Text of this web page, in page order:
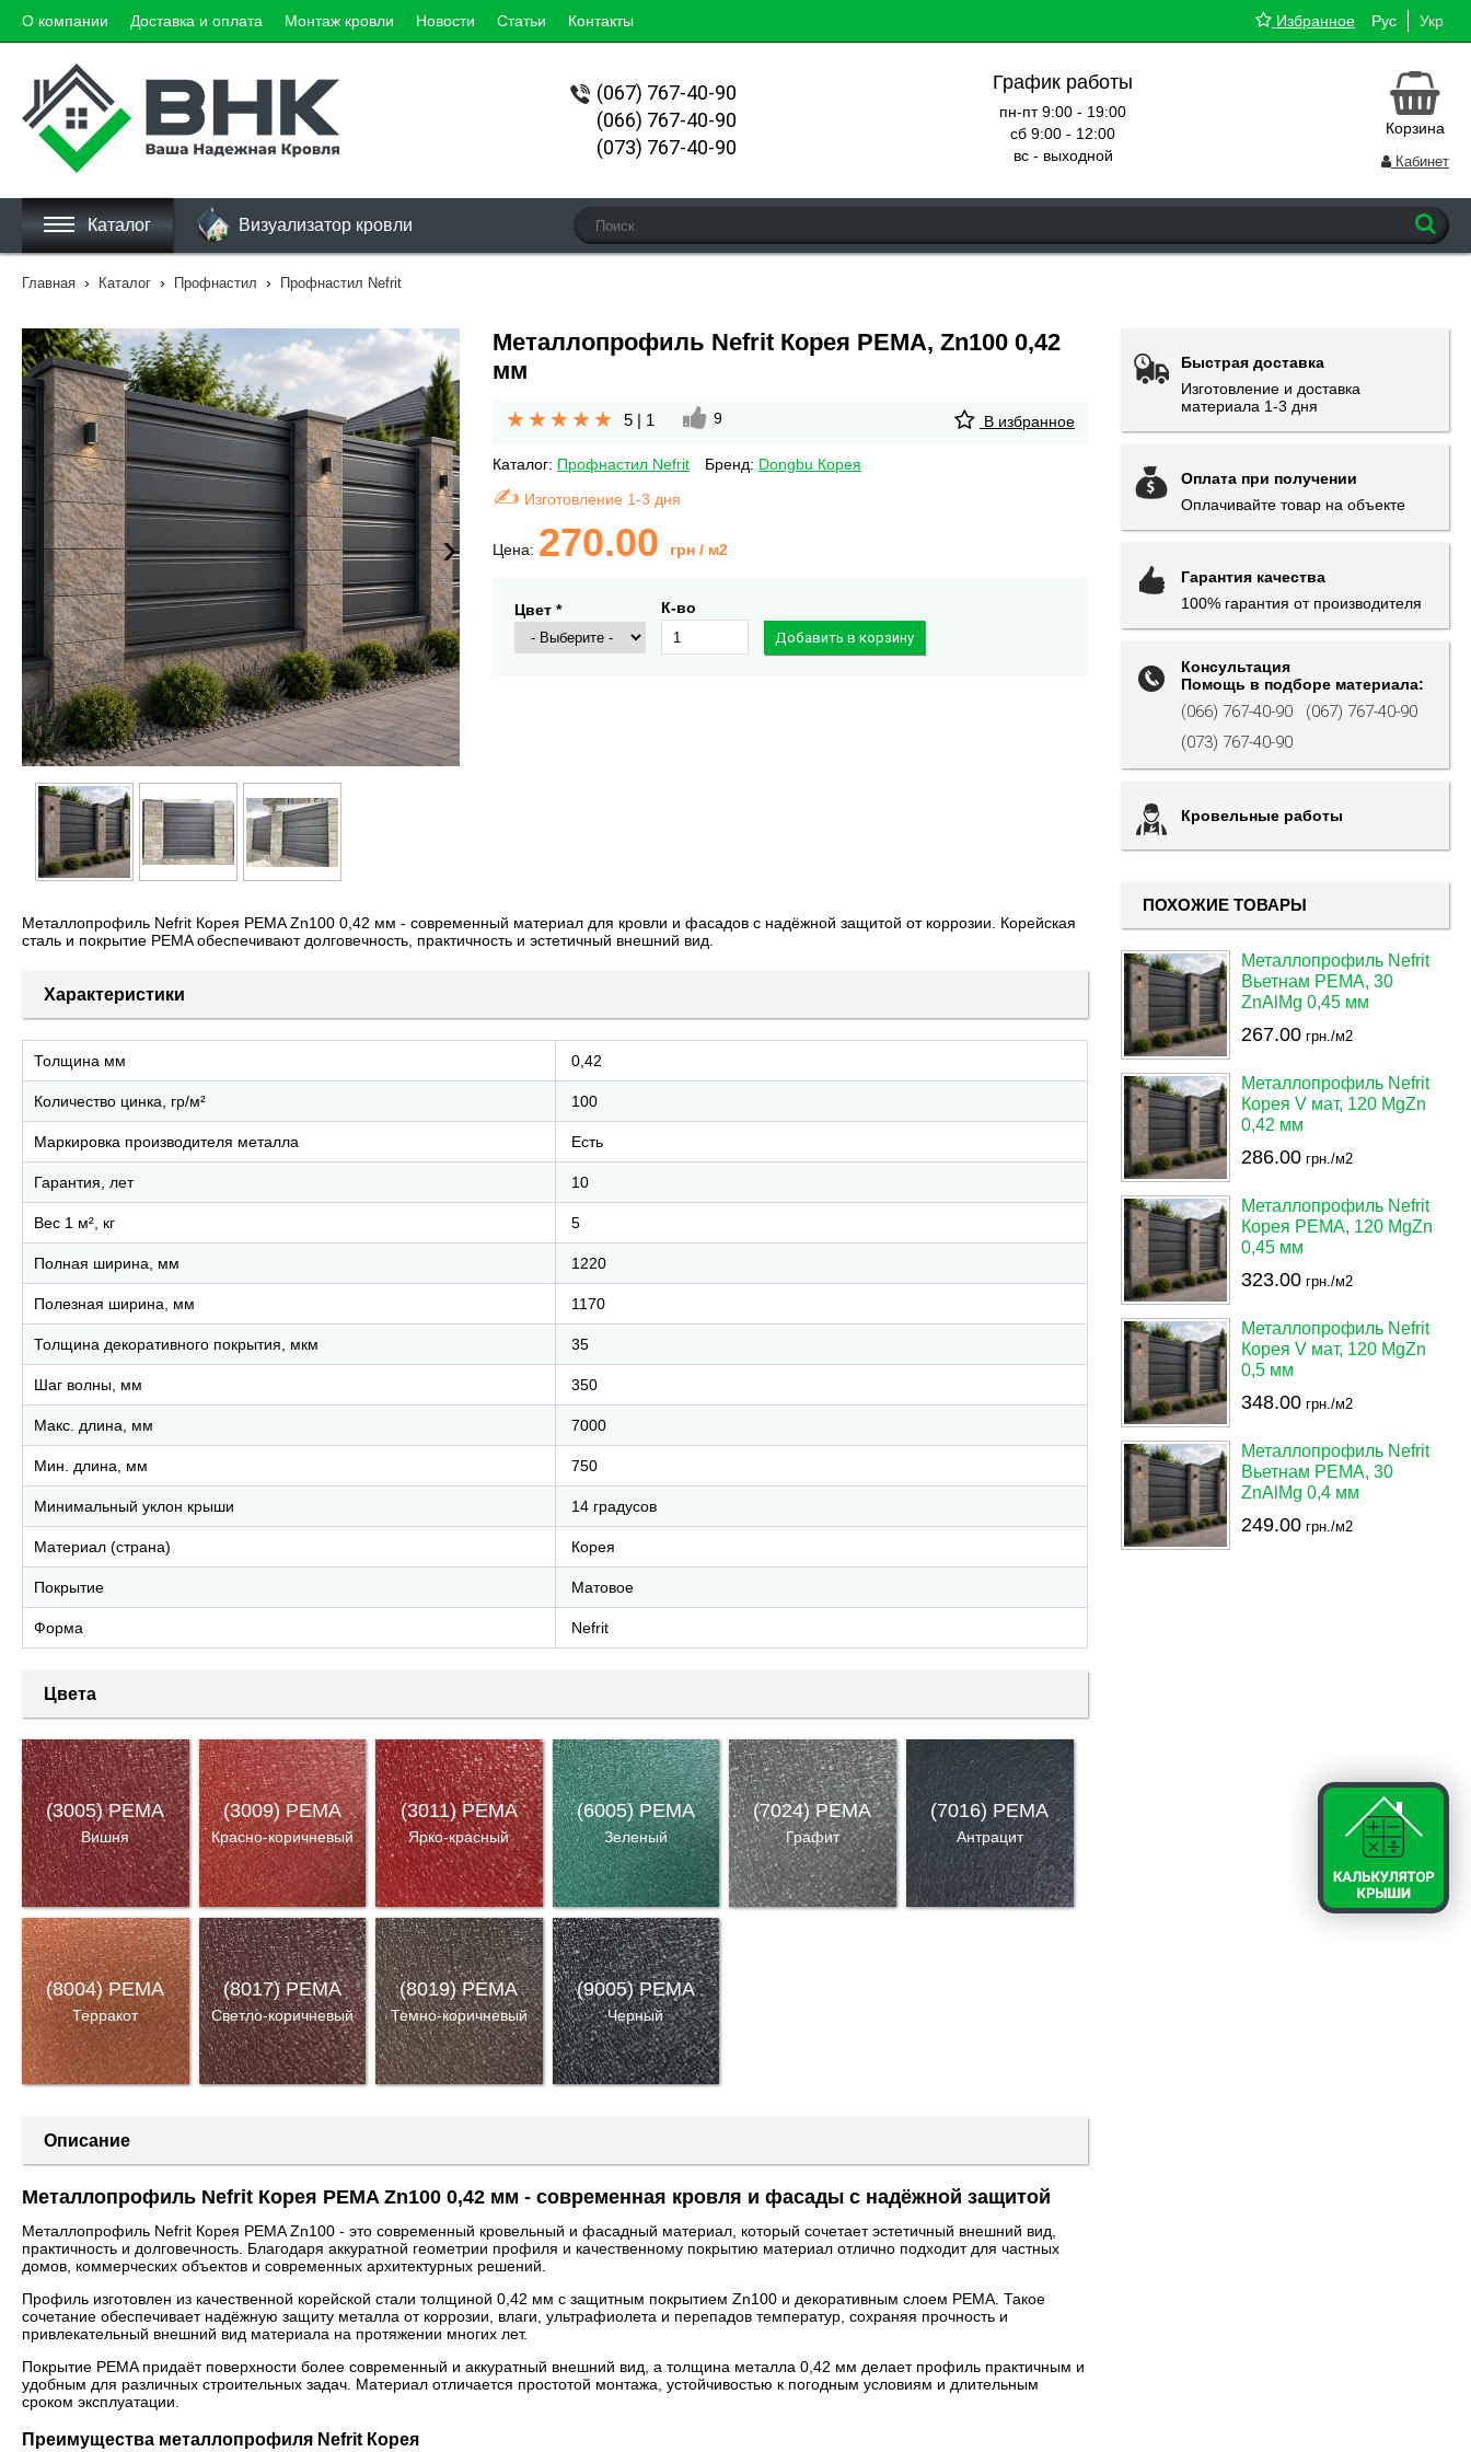
Рус Укр
Избранное
О компании Доставка и оплата Монтаж кровли Новости Статьи Контакты
(067) 767-40-90
(066) 767-40-90
(073) 767-40-90
График работы
пн-пт 9:00 - 19:00
сб 9:00 - 12:00
вс - выходной
Корзина
Кабинет
Каталог Визуализатор кровли
Главная › Каталог › Профнастил › Профнастил Nefrit
›
Металлопрофиль Nefrit Корея PEMA, Zn100 0,42
мм
5 | 1 9 В избранное
Каталог: Профнастил Nefrit Бренд: Dongbu Корея
Изготовление 1-3 дня
Цена: 270.00 грн / м2
Цвет * К-во
Металлопрофиль Nefrit Корея PEMA Zn100 0,42 мм - современный материал для кровли и фасадов с надёжной защитой от коррозии. Корейская
сталь и покрытие PEMA обеспечивают долговечность, практичность и эстетичный внешний вид.
Характеристики
Толщина мм 0,42
Количество цинка, гр/м² 100
Маркировка производителя металла Есть
Гарантия, лет 10
Вес 1 м², кг 5
Полная ширина, мм 1220
Полезная ширина, мм 1170
Толщина декоративного покрытия, мкм 35
Шаг волны, мм 350
Макс. длина, мм 7000
Мин. длина, мм 750
Минимальный уклон крыши 14 градусов
Материал (страна) Корея
Покрытие Матовое
Форма Nefrit
Цвета
(3005) PEMA
Вишня
(3009) PEMA
Красно-коричневый
(3011) PEMA
Ярко-красный
(6005) PEMA
Зеленый
(7024) PEMA
Графит
(7016) PEMA
Антрацит
(8004) PEMA
Терракот
(8017) PEMA
Светло-коричневый
(8019) PEMA
Темно-коричневый
(9005) PEMA
Черный
Описание
Металлопрофиль Nefrit Корея PEMA Zn100 0,42 мм - современная кровля и фасады с надёжной защитой
Металлопрофиль Nefrit Корея PEMA Zn100 - это современный кровельный и фасадный материал, который сочетает эстетичный внешний вид,
практичность и долговечность. Благодаря аккуратной геометрии профиля и качественному покрытию материал отлично подходит для частных
домов, коммерческих объектов и современных архитектурных решений.
Профиль изготовлен из качественной корейской стали толщиной 0,42 мм с защитным покрытием Zn100 и декоративным слоем PEMA. Такое
сочетание обеспечивает надёжную защиту металла от коррозии, влаги, ультрафиолета и перепадов температур, сохраняя прочность и
привлекательный внешний вид материала на протяжении многих лет.
Покрытие PEMA придаёт поверхности более современный и аккуратный внешний вид, а толщина металла 0,42 мм делает профиль практичным и
удобным для различных строительных задач. Материал отличается простотой монтажа, устойчивостью к погодным условиям и длительным
сроком эксплуатации.
Преимущества металлопрофиля Nefrit Корея
Быстрая доставка
Изготовление и доставка
материала 1-3 дня
Оплата при получении
Оплачивайте товар на объекте
Гарантия качества
100% гарантия от производителя
Консультация
Помощь в подборе материала:
(066) 767-40-90
(067) 767-40-90
(073) 767-40-90
Кровельные работы
ПОХОЖИЕ ТОВАРЫ
Металлопрофиль Nefrit
Вьетнам PEMA, 30
ZnAlMg 0,45 мм
267.00 грн./м2
Металлопрофиль Nefrit
Корея V мат, 120 MgZn
0,42 мм
286.00 грн./м2
Металлопрофиль Nefrit
Корея PEMA, 120 MgZn
0,45 мм
323.00 грн./м2
Металлопрофиль Nefrit
Корея V мат, 120 MgZn
0,5 мм
348.00 грн./м2
Металлопрофиль Nefrit
Вьетнам PEMA, 30
ZnAlMg 0,4 мм
249.00 грн./м2